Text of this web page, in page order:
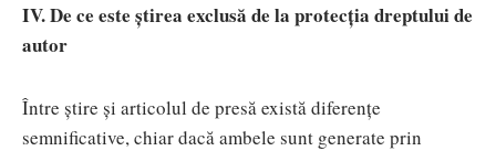
IV. De ce este știrea exclusă de la protecția dreptului de
autor
Între știre și articolul de presă există diferențe
semnificative, chiar dacă ambele sunt generate prin